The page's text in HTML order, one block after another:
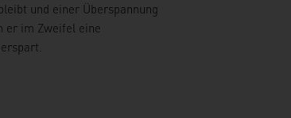
und einer Überspannung
er im Zweifel eine